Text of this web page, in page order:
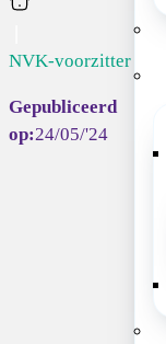
NVK-voorzitter ...
24/05/'24